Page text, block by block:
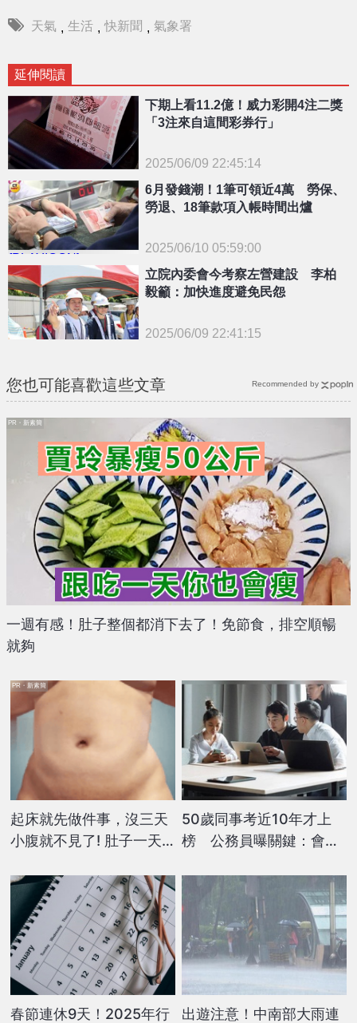
天氣 , 生活 , 快新聞 , 氣象署
延伸閱讀
{PLAYICON}
下期上看11.2億！威力彩開4注二獎
「3注來自這間彩券行」
2025/06/09 22:45:14
{PLAYICON}
6月發錢潮！1筆可領近4萬 勞保、
勞退、18筆款項入帳時間出爐
2025/06/10 05:59:00
立院內委會今考察左營建設 李柏
毅籲：加快進度避免民怨
2025/06/09 22:41:15
您也可能喜歡這些文章
一週有感！肚子整個都消下去了！免節食，排空順暢
就夠
PR・新素簡
起床就先做件事，沒三天
小腹就不見了! 肚子一天
PR・新素簡
50歲同事考近10年才上
榜 公務員曝關鍵：會做
春節連休9天！2025年行
出遊注意！中南部大雨連
Recommended by